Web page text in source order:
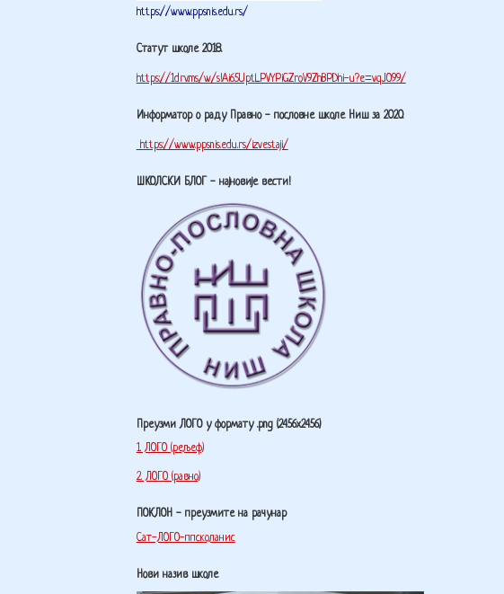
https://www.ppsnis.edu.rs/
Статут школе 2018.
https://1drv.ms/w/s!Ai65UptLPVYPiGZroV9ZhBPDhi-u?e=vqJO99/
Информатор о раду Правно - пословне школе Ниш за 2020.
https://www.ppsnis.edu.rs/izvestaji/
ШКОЛСКИ БЛОГ - најновије вести!
Преузми ЛОГО у формату .png (2456x2456)
1. ЛОГО (рељеф)
2. ЛОГО (равно)
ПОКЛОН - преузмите на рачунар
Сат-ЛОГО-ппсколанис
Нови назив школе